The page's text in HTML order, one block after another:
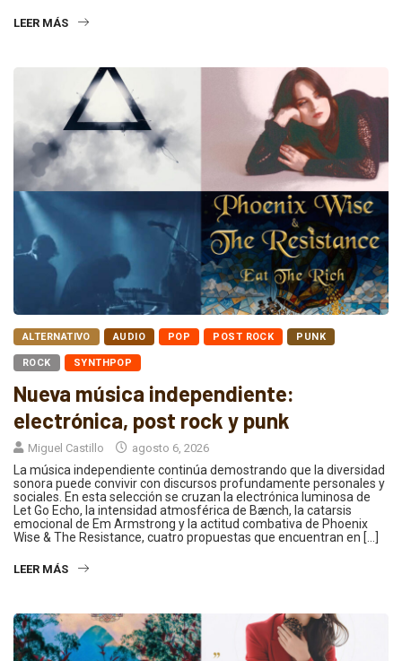
LEER MÁS
ALTERNATIVO AUDIO POP POST ROCK PUNK
ROCK SYNTHPOP
Nueva música independiente:
electrónica, post rock y punk
Miguel Castillo agosto 6, 2026
La música independiente continúa demostrando que la diversidad
sonora puede convivir con discursos profundamente personales y
sociales. En esta selección se cruzan la electrónica luminosa de
Let Go Echo, la intensidad atmosférica de Bænch, la catarsis
emocional de Em Armstrong y la actitud combativa de Phoenix
Wise & The Resistance, cuatro propuestas que encuentran en […]
LEER MÁS